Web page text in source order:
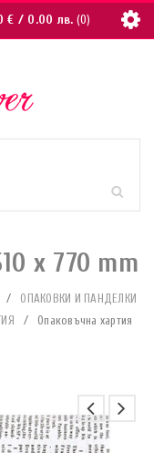
€ / 0.00 лв. 0
x 770 mm
/
ОПАКОВКИ И ПАНДЕЛКИ
/
Опаковъчна хартия